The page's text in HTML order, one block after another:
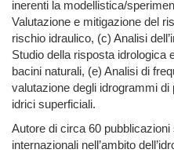
inerenti la modellistica/
Valutazione e mitigazione del
rischio idraulico, (c) Analisi
Studio della risposta idrologica
bacini naturali, (e) Analisi di
valutazione degli idrogrammi
idrici superficiali.
Autore di circa 60
internazionali nell’ambito